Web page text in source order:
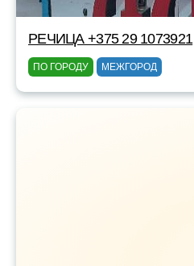
РЕЧИЦА +375 29 1073921
ПО ГОРОДУ МЕЖГОРОД